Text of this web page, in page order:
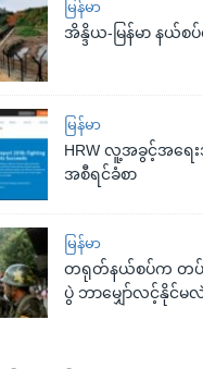
မြန်မာ
အိန္ဒိယ-မြန်မာ နယ်စပ်
မြန်မာ
HRW လူ့အခွင့်အရ
အစီရင်ခံစာ
မြန်မာ
တရုတ်နယ်စပ်က တပ်မ
ပွဲ ဘာမျှော်လင့်နိုင်မ